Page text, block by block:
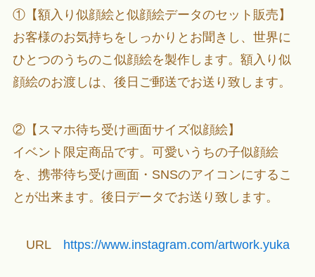
①【額入り似顔絵と似顔絵データのセット販売】
お客様のお気持ちをしっかりとお聞きし、世界に
ひとつのうちのこ似顔絵を製作します。額入り似
顔絵のお渡しは、後日ご郵送でお送り致します。
②【スマホ待ち受け画面サイズ似顔絵】
イベント限定商品です。可愛いうちの子似顔絵
を、携帯待ち受け画面・SNSのアイコンにするこ
とが出来ます。後日データでお送り致します。
URL https://www.instagram.com/artwork.yuka